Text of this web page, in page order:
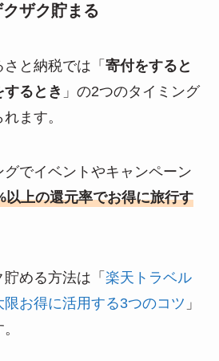
ザク貯まる
と納税では「 寄付をすると
るとき 」の2つのタイミング
ます。
でイベントやキャンペーン
以上の還元率でお得に旅行す
める方法は「 楽天トラベル
お得に活用する3つのコツ 」